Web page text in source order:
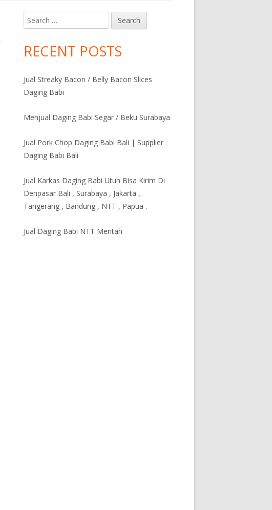
Main
Sidebar
Search
for:
RECENT POSTS
Jual Streaky Bacon / Belly Bacon Slices
Daging Babi
Menjual Daging Babi Segar / Beku Surabaya
Jual Pork Chop Daging Babi Bali | Supplier
Daging Babi Bali
Jual Karkas Daging Babi Utuh Bisa Kirim Di
Denpasar Bali , Surabaya , Jakarta ,
Tangerang , Bandung , NTT , Papua .
Jual Daging Babi NTT Mentah